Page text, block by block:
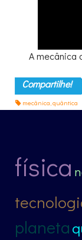
A mecânica
Compartilhe!
mecânica,quântica
física
planeta